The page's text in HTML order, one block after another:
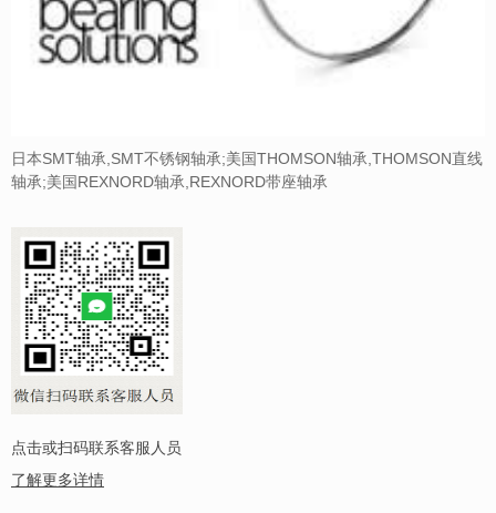
日本SMT轴承,SMT不锈钢轴承;美国THOMSON轴承,THOMSON直线
轴承;美国REXNORD轴承,REXNORD带座轴承
点击或扫码联系客服人员
了解更多详情